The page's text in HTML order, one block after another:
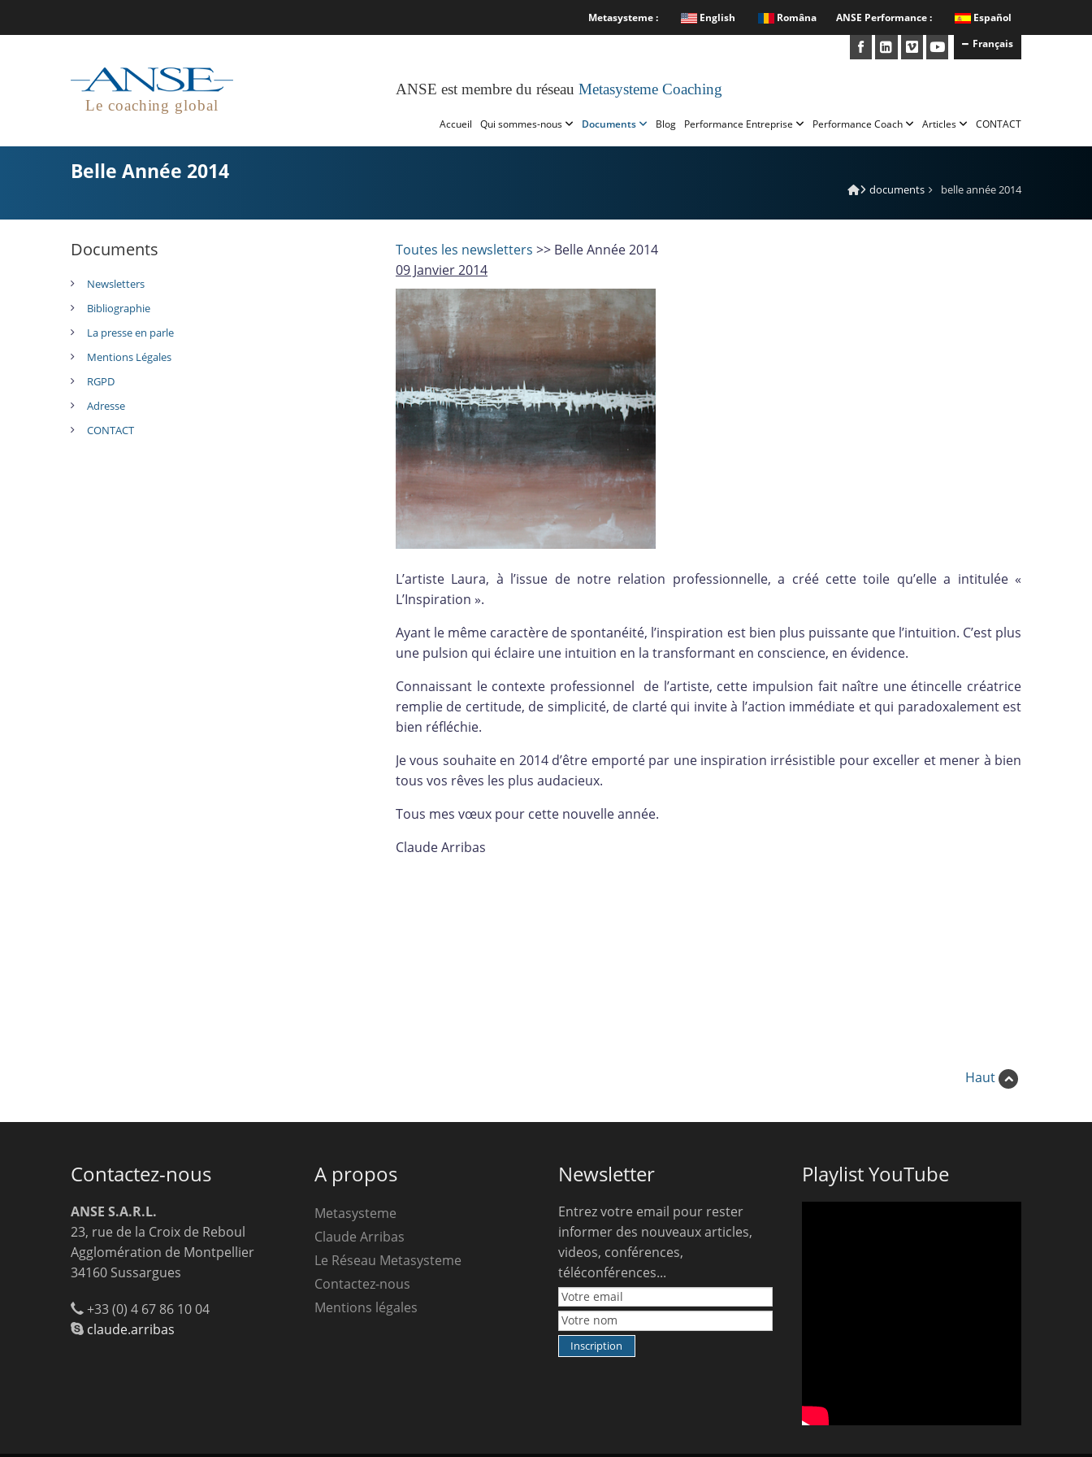
ANSE Performance : Español
Metasysteme : English
Româna
Français
Le coaching global
ANSE est membre du réseau Metasysteme Coaching
Accueil Qui sommes-nous Documents Blog Performance Entreprise Performance Coach Articles CONTACT
Belle Année 2014
documents belle année 2014
Documents
Newsletters
Bibliographie
La presse en parle
Mentions Légales
RGPD
Adresse
CONTACT
Toutes les newsletters >> Belle Année 2014
09 Janvier 2014
L’artiste Laura, à l’issue de notre relation professionnelle, a créé cette toile qu’elle a intitulée «
L’Inspiration ».
Ayant le même caractère de spontanéité, l’inspiration est bien plus puissante que l’intuition. C’est plus
une pulsion qui éclaire une intuition en la transformant en conscience, en évidence.
Connaissant le contexte professionnel de l’artiste, cette impulsion fait naître une étincelle créatrice
remplie de certitude, de simplicité, de clarté qui invite à l’action immédiate et qui paradoxalement est
bien réfléchie.
Je vous souhaite en 2014 d’être emporté par une inspiration irrésistible pour exceller et mener à bien
tous vos rêves les plus audacieux.
Tous mes vœux pour cette nouvelle année.
Claude Arribas
Haut
Contactez-nous
ANSE S.A.R.L.
23, rue de la Croix de Reboul
Agglomération de Montpellier
34160 Sussargues
+33 (0) 4 67 86 10 04
claude.arribas
A propos
Metasysteme
Claude Arribas
Le Réseau Metasysteme
Contactez-nous
Mentions légales
Newsletter
Entrez votre email pour rester
informer des nouveaux articles,
videos, conférences,
téléconférences...
Playlist YouTube